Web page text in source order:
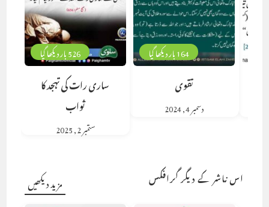
164 بار دیکھا گیا
تقوی
دسمبر 4, 2024
526 بار دیکھا گیا
ساری رات کی تہجد کا
ثواب
ستمبر 2, 2025
اس ناشر کے دیگر گرافکس مزید دیکھیں